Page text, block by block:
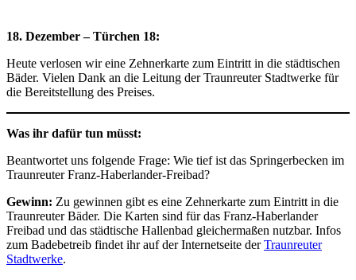
18. Dezember – Türchen 18:
Heute verlosen wir eine Zehnerkarte zum Eintritt in die städtischen
Bäder. Vielen Dank an die Leitung der Traunreuter Stadtwerke für
die Bereitstellung des Preises.
Was ihr dafür tun müsst:
Beantwortet uns folgende Frage: Wie tief ist das Springerbecken im
Traunreuter Franz-Haberlander-Freibad?
Gewinn: Zu gewinnen gibt es eine Zehnerkarte zum Eintritt in die
Traunreuter Bäder. Die Karten sind für das Franz-Haberlander
Freibad und das städtische Hallenbad gleichermaßen nutzbar. Infos
zum Badebetreib findet ihr auf der Internetseite derTraunreuter
Stadtwerke.